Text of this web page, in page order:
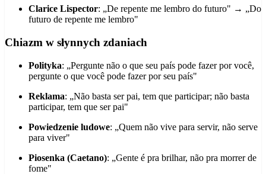
Clarice Lispector: „De repente me lembro do futuro" → „Do
futuro de repente me lembro"
Chiazm w słynnych zdaniach
Polityka: „Pergunte não o que seu país pode fazer por você,
pergunte o que você pode fazer por seu país"
Reklama: „Não basta ser pai, tem que participar; não basta
participar, tem que ser pai"
Powiedzenie ludowe: „Quem não vive para servir, não serve
para viver"
Piosenka (Caetano): „Gente é pra brilhar, não pra morrer de
fome"